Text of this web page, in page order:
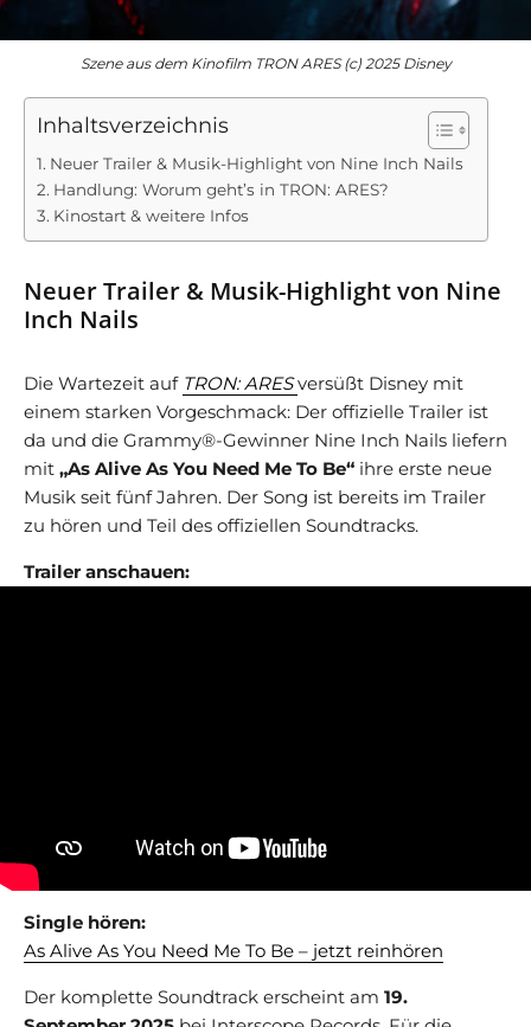
Szene aus dem Kinofilm TRON ARES (c) 2025 Disney
Inhaltsverzeichnis
Neuer Trailer & Musik-Highlight von Nine Inch Nails
Handlung: Worum geht’s in TRON: ARES?
Kinostart & weitere Infos
Neuer Trailer & Musik-Highlight von Nine
Inch Nails
Die Wartezeit auf TRON: ARES versüßt Disney mit
einem starken Vorgeschmack: Der offizielle Trailer ist
da und die Grammy®-Gewinner Nine Inch Nails liefern
mit „As Alive As You Need Me To Be“ ihre erste neue
Musik seit fünf Jahren. Der Song ist bereits im Trailer
zu hören und Teil des offiziellen Soundtracks.
Trailer anschauen:
Single hören:
As Alive As You Need Me To Be – jetzt reinhören
Der komplette Soundtrack erscheint am 19.